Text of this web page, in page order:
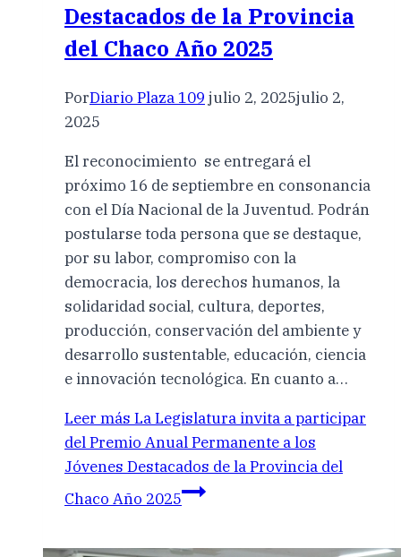
Destacados de la Provincia
del Chaco Año 2025
PorDiario Plaza 109 julio 2, 2025julio 2,
2025
El reconocimiento se entregará el
próximo 16 de septiembre en consonancia
con el Día Nacional de la Juventud. Podrán
postularse toda persona que se destaque,
por su labor, compromiso con la
democracia, los derechos humanos, la
solidaridad social, cultura, deportes,
producción, conservación del ambiente y
desarrollo sustentable, educación, ciencia
e innovación tecnológica. En cuanto a…
Leer más La Legislatura invita a participar
del Premio Anual Permanente a los
Jóvenes Destacados de la Provincia del
Chaco Año 2025